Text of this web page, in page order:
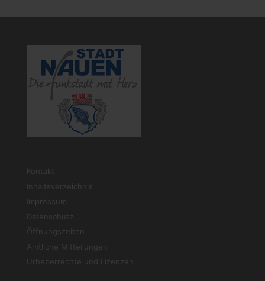
Kontakt
Inhaltsverzeichnis
Impressum
Datenschutz
Öffnungszeiten
Amtliche Mitteilungen
Urheberrechte und Lizenzen